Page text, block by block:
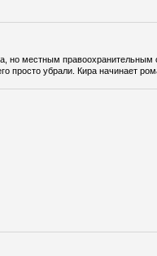
но местным
просто убрали. Кира начинает